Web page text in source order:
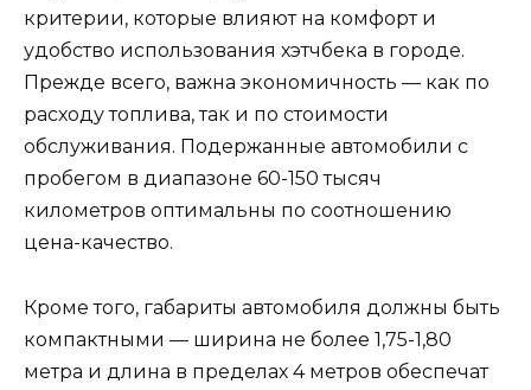
критерии, которые влияют на комфорт и
удобство использования хэтчбека в городе.
Прежде всего, важна экономичность — как по
расходу топлива, так и по стоимости
обслуживания. Подержанные автомобили с
пробегом в диапазоне 60-150 тысяч
километров оптимальны по соотношению
цена-качество.
Кроме того, габариты автомобиля должны быть
компактными — ширина не более 1,75-1,80
метра и длина в пределах 4 метров обеспечат